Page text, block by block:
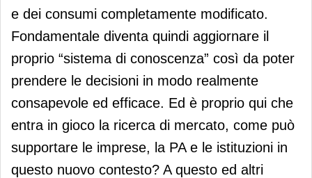
e dei consumi completamente modificato.
Fondamentale diventa quindi aggiornare il
proprio “sistema di conoscenza” così da poter
prendere le decisioni in modo realmente
consapevole ed efficace. Ed è proprio qui che
entra in gioco la ricerca di mercato, come può
supportare le imprese, la PA e le istituzioni in
questo nuovo contesto? A questo ed altri